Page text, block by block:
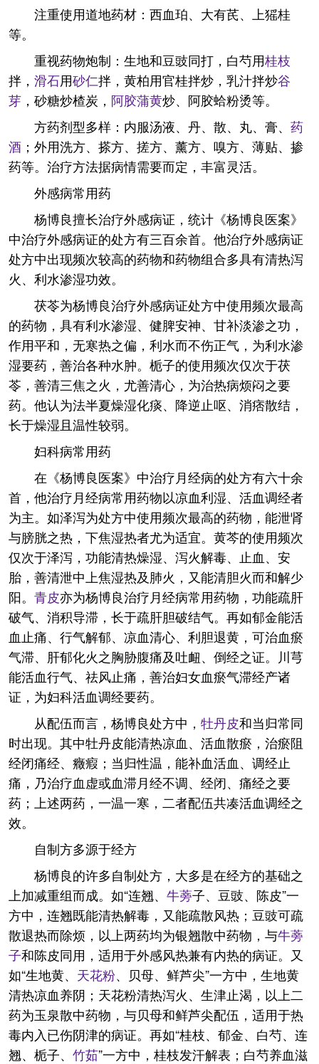
注重使用道地药材：西血珀、大有芪、上猺桂
等。
重视药物炮制：生地和豆豉同打，白芍用桂枝
拌， 滑石用砂仁拌，黄柏用官桂拌炒，乳汁拌炒谷
芽 ，砂糖炒楂炭， 阿胶蒲黄炒、阿胶蛤粉烫等。
方药剂型多样：内服汤液、丹、散、丸、膏、 药
酒 ；外用洗方、搽方、搓方、薰方、嗅方、薄贴、掺
药等。治疗方法据病情需要而定，丰富灵活。
外感病常用药
杨博良擅长治疗外感病证，统计《杨博良医案》
中治疗外感病证的处方有三百余首。他治疗外感病证
处方中出现频次较高的药物和药物组合多具有清热泻
火、利水渗湿功效。
茯苓为杨博良治疗外感病证处方中使用频次最高
的药物，具有利水渗湿、健脾安神、甘补淡渗之功，
作用平和，无寒热之偏，利水而不伤正气，为利水渗
湿要药，善治各种水肿。栀子的使用频次仅次于茯
苓，善清三焦之火，尤善清心，为治热病烦闷之要
药。他认为法半夏燥湿化痰、降逆止呕、消痞散结，
长于燥湿且温性较弱。
妇科病常用药
在《杨博良医案》中治疗月经病的处方有六十余
首，他治疗月经病常用药物以凉血利湿、活血调经者
为主。如泽泻为处方中使用频次最高的药物，能泄肾
与膀胱之热，下焦湿热者尤为适宜。黄芩的使用频次
仅次于泽泻，功能清热燥湿、泻火解毒、止血、安
胎，善清泄中上焦湿热及肺火，又能清胆火而和解少
阳。 青皮亦为杨博良治疗月经病常用药物，功能疏肝
破气、消积导滞，长于疏肝胆破结气。再如郁金能活
血止痛、行气解郁、凉血清心、利胆退黄，可治血瘀
气滞、肝郁化火之胸胁腹痛及吐衄、倒经之证。川芎
能活血行气、祛风止痛，善治妇女血瘀气滞经产诸
证，为妇科活血调经要药。
从配伍而言，杨博良处方中， 牡丹皮和当归常同
时出现。其中牡丹皮能清热凉血、活血散瘀，治瘀阻
经闭痛经、癥瘕；当归性温，能补血活血、调经止
痛，乃治疗血虚或血滞月经不调、经闭、痛经之要
药；上述两药，一温一寒，二者配伍共凑活血调经之
效。
自制方多源于经方
杨博良的许多自制处方，大多是在经方的基础之
上加减重组而成。如“连翘、 牛蒡子、豆豉、陈皮”一
方中，连翘既能清热解毒，又能疏散风热；豆豉可疏
散退热而除烦，以上两药均为银翘散中药物，与牛蒡
子和陈皮同用，适用于外感风热兼有内热的病证。又
如“生地黄、 天花粉、贝母、鲜芦尖”一方中，生地黄
清热凉血养阴；天花粉清热泻火、生津止渴，以上二
药为玉泉散中药物，与贝母和鲜芦尖配伍，适用于热
毒内入已伤阴津的病证。再如“桂枝、郁金、白芍、连
翘、栀子、 竹茹”一方中，桂枝发汗解表；白芍养血滋